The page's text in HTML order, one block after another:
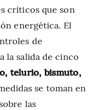
críticos que son
energética. El
de
la salida de cinco
telurio, bismuto,
se toman en
las